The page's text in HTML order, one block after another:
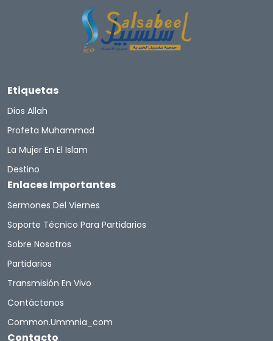
Etiquetas
Dios Allah
Profeta Muhammad
La Mujer En El Islam
Destino
Enlaces Importantes
Sermones Del Viernes
Soporte Técnico Para Partidarios
Sobre Nosotros
Partidarios
Transmisión En Vivo
Contáctenos
Common.ummnia_com
Contacto